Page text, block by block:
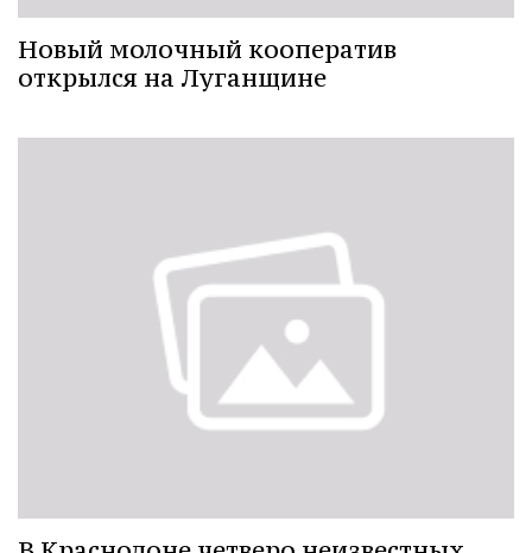
Новый молочный кооператив
открылся на Луганщине